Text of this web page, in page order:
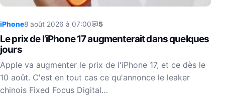
iPhone8 août 2026 à 07:00 5
Le prix de l’iPhone 17 augmenterait dans quelques
jours
Apple va augmenter le prix de l'iPhone 17, et ce dès le
10 août. C'est en tout cas ce qu'annonce le leaker
chinois Fixed Focus Digital…